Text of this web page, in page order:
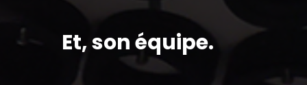
Et, son équipe.